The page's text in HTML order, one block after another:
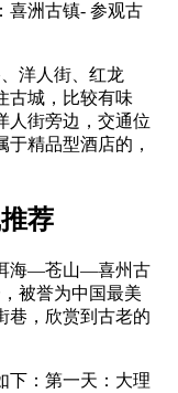
喜洲古镇- 参观古
洋人街、红龙
古城，比较有味
人街旁边，交通位
精品型酒店的，
荐
海—苍山—喜州古
被誉为中国最美
巷，欣赏到古老的
下：第一天：大理